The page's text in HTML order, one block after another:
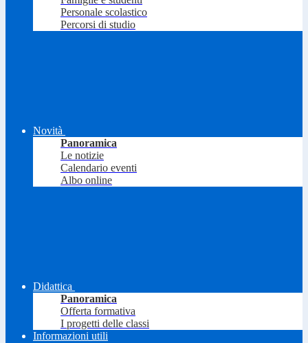
Personale scolastico
Percorsi di studio
Novità
Panoramica
Le notizie
Calendario eventi
Albo online
Didattica
Panoramica
Offerta formativa
I progetti delle classi
Informazioni utili